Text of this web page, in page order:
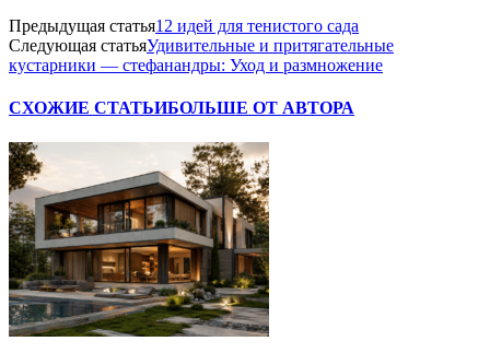
Предыдущая статья12 идей для тенистого сада
Следующая статьяУдивительные и притягательные
кустарники — стефанандры: Уход и размножение
СХОЖИЕ СТАТЬИБОЛЬШЕ ОТ АВТОРА